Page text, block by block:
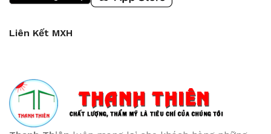
Liên Kết MXH